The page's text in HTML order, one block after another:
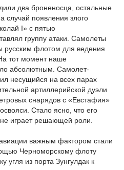
два броненосца, остальные
случай появления злого
I» с пятью
группу атаки. Самолеты
русским флотом для ведения
тот момент наше
абсолютным. Самолет-
несущийся на всех парах
артиллерийской дуэли
снарядов с «Евстафия»
Стало ясно, что его
не играет решающей роли.
важным фактором стали
Черноморскому флоту
угля из порта Зунгулдак к